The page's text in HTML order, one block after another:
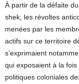
À partir de la défaite
shek, les révoltes
menées par les
actifs sur ce territoire
s’exprimaient
qui exposaient à la fois
politiques coloniales